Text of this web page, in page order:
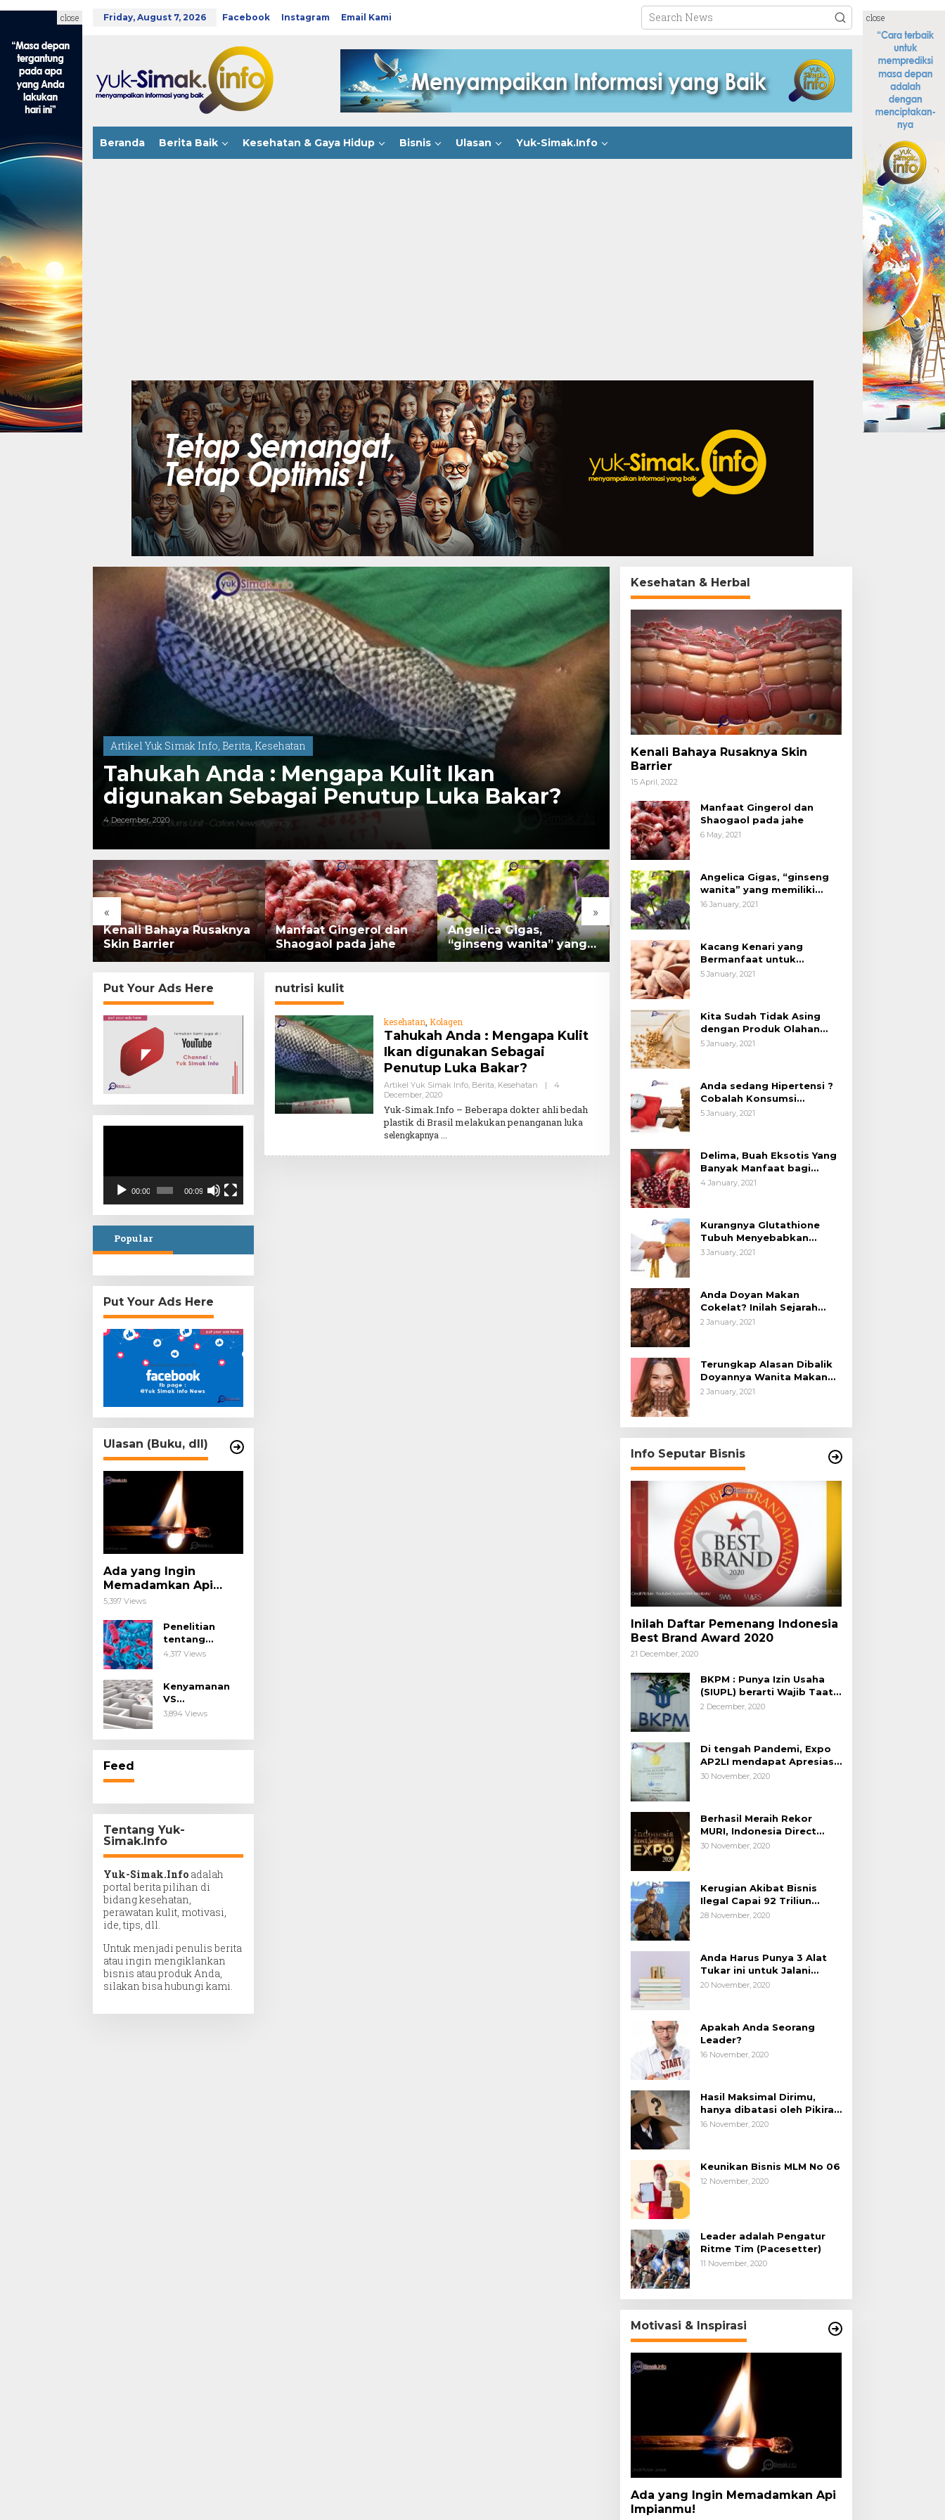
Friday, August 7, 2026 Facebook Instagram Email Kami
Beranda Berita Baik Kesehatan & Gaya Hidup Bisnis Ulasan Yuk-Simak.Info
close close
Artikel Yuk Simak Info, Berita, Kesehatan
Tahukah Anda : Mengapa Kulit Ikan
digunakan Sebagai Penutup Luka Bakar?
4 December, 2020
« »
Kenali Bahaya Rusaknya
Skin Barrier
Manfaat Gingerol dan
Shaogaol pada jahe
Angelica Gigas,
“ginseng wanita” yang
memiliki peran
Kacang Kenari yang
Bermanfaat untuk
Kesehatan (Bukan
Hanya untuk Bahan Kue)
dengan Produk Olahan
Kedelai, Tapi Sudah
Put Your Ads Here
00:00 00:09
Popular
Put Your Ads Here
Ulasan (Buku, dll)
Ada yang Ingin
Memadamkan Api
Impianmu!
5,397 Views
Penelitian
tentang
Probiotik
Penyakit
Imunologis.
4,317 Views
Kenyamanan
VS
Kesengsaraan.
3,894 Views
Feed
Tentang Yuk-
Simak.Info
Yuk-Simak.Info adalah
portal berita pilihan di
bidang kesehatan,
perawatan kulit, motivasi,
ide, tips, dll.
Untuk menjadi penulis berita
atau ingin mengiklankan
bisnis atau produk Anda,
silakan bisa hubungi kami.
nutrisi kulit
kesehatan, Kolagen
Tahukah Anda : Mengapa Kulit
Ikan digunakan Sebagai
Penutup Luka Bakar?
Artikel Yuk Simak Info, Berita, Kesehatan |
4
December, 2020By
August
Yuk-Simak.Info – Beberapa dokter ahli bedah
plastik di Brasil melakukan penanganan luka
selengkapnya
Kesehatan & Herbal
Kenali Bahaya Rusaknya Skin
Barrier
15 April, 2022
Manfaat Gingerol dan
Shaogaol pada jahe
6 May, 2021
Angelica Gigas, “ginseng
wanita” yang memiliki
peran mengatasi kanker.
16 January, 2021
Kacang Kenari yang
Bermanfaat untuk
Kesehatan (Bukan Hanya
5 January, 2021
Kita Sudah Tidak Asing
dengan Produk Olahan
Kedelai, Tapi Sudah Tahu
5 January, 2021
Anda sedang Hipertensi ?
Cobalah Konsumsi
Cokelat.
5 January, 2021
Delima, Buah Eksotis Yang
Banyak Manfaat bagi
Tubuh
4 January, 2021
Kurangnya Glutathione
Tubuh Menyebabkan
Obesitas
3 January, 2021
Anda Doyan Makan
Cokelat? Inilah Sejarah
Awalnya Cokelat di Dunia
2 January, 2021
Terungkap Alasan Dibalik
Doyannya Wanita Makan
Cokelat
2 January, 2021
Info Seputar Bisnis
Inilah Daftar Pemenang Indonesia
Best Brand Award 2020
21 December, 2020
BKPM : Punya Izin Usaha
(SIUPL) berarti Wajib Taat
Aturan
2 December, 2020
Di tengah Pandemi, Expo
AP2LI mendapat Apresiasi
Rekor MURI
30 November, 2020
Berhasil Meraih Rekor
MURI, Indonesia Direct
Selling 4.0 Expo 2020
30 November, 2020
Kerugian Akibat Bisnis
Ilegal Capai 92 Triliun
Rupiah, AP2LI menghimbau
28 November, 2020
Anda Harus Punya 3 Alat
Tukar ini untuk Jalani
Hidup.
20 November, 2020
Apakah Anda Seorang
Leader?
16 November, 2020
Hasil Maksimal Dirimu,
hanya dibatasi oleh Pikiran
Negatif.
16 November, 2020
Keunikan Bisnis MLM No 06
12 November, 2020
Leader adalah Pengatur
Ritme Tim (Pacesetter)
11 November, 2020
Motivasi & Inspirasi
Ada yang Ingin Memadamkan Api
Impianmu!